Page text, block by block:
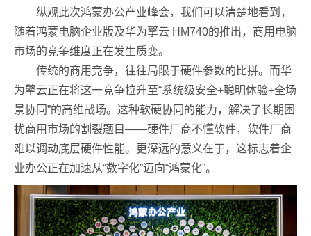
纵观此次鸿蒙办公产业峰会，我们可以清楚地看到，
随着鸿蒙电脑企业版及华为擎云 HM740的推出，商用电脑
市场的竞争维度正在发生质变。
传统的商用竞争，往往局限于硬件参数的比拼。而华
为擎云正在将这一竞争拉升至“系统级安全+聪明体验+全场
景协同”的高维战场。这种软硬协同的能力，解决了长期困
扰商用市场的割裂题目——硬件厂商不懂软件，软件厂商
难以调动底层硬件性能。更深远的意义在于，这标志着企
业办公正在加速从“数字化”迈向“鸿蒙化”。